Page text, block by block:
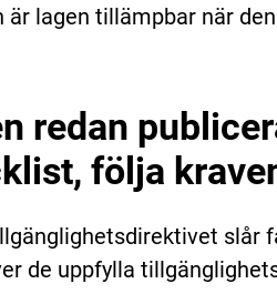
lagen tillämpbar när
redan
följa
slår
de uppfylla